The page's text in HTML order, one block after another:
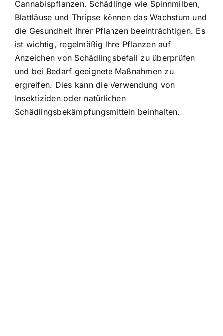
Cannabispflanzen. Schädlinge wie Spinnmilben,
Blattläuse und Thripse können das Wachstum und
die Gesundheit Ihrer Pflanzen beeinträchtigen. Es
ist wichtig, regelmäßig Ihre Pflanzen auf
Anzeichen von Schädlingsbefall zu überprüfen
und bei Bedarf geeignete Maßnahmen zu
ergreifen. Dies kann die Verwendung von
Insektiziden oder natürlichen
Schädlingsbekämpfungsmitteln beinhalten.